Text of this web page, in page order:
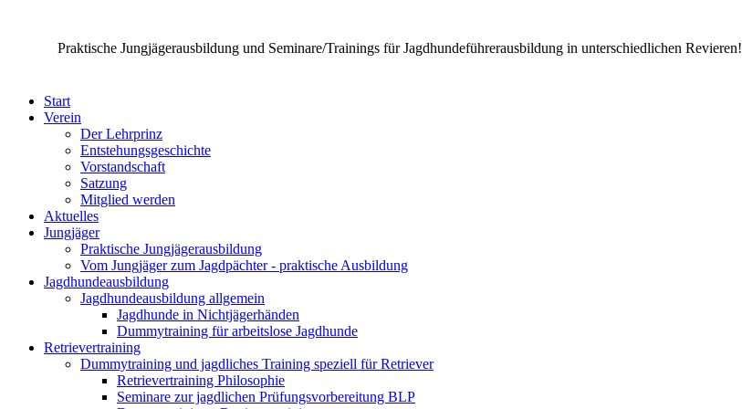
Praktische Jungjägerausbildung und Seminare/Trainings für Jagdhundeführerausbildung in unterschiedlichen Revieren!
Start
Verein
Der Lehrprinz
Entstehungsgeschichte
Vorstandschaft
Satzung
Mitglied werden
Aktuelles
Jungjäger
Praktische Jungjägerausbildung
Vom Jungjäger zum Jagdpächter - praktische Ausbildung
Jagdhundeausbildung
Jagdhundeausbildung allgemein
Jagdhunde in Nichtjägerhänden
Dummytraining für arbeitslose Jagdhunde
Retrievertraining
Dummytraining und jagdliches Training speziell für Retriever
Retrievertraining Philosophie
Seminare zur jagdlichen Prüfungsvorbereitung BLP